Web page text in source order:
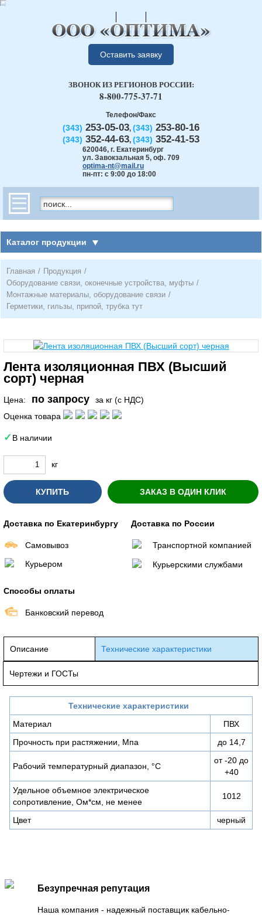
Оставить заявку
Телефон/Факс
(343) 253-05-03, (343) 253-80-16
(343) 352-44-63, (343) 352-41-53
620046, г. Екатеринбург
ул. Завокзальная 5, оф. 709
optima-nt@mail.ru
пн-пт: с 9:00 до 18:00
ЗВОНОК ИЗ РЕГИОНОВ РОССИИ:
8-800-775-37-71
Каталог продукции
Главная / Продукция /
Оборудование связи, оконечные устройства, муфты /
Монтажные материалы, оборудование связи /
Герметики, гильзы, припой, трубка тут
Лента изоляционная ПВХ (Высший
сорт) черная
Цена: по запросу
за кг (с НДС)
Оценка товара
В наличии
кг
КУПИТЬ ЗАКАЗ В ОДИН КЛИК
Доставка по Екатеринбургу
Самовывоз
Курьером
Доставка по России
Транспортной компанией
Курьерскими службами
Способы оплаты
Банковский перевод
Описание Технические характеристики
Чертежи и ГОСТы
Технические характеристики
Материал
ПВХ
Прочность при растяжении, Мпа
до 14,7
Рабочий температурный диапазон, °C
от -20 до
+40
Удельное объемное электрическое
сопротивление, Ом*см, не менее
1012
Цвет черный
Безупречная репутация
Наша компания - надежный поставщик кабельно-